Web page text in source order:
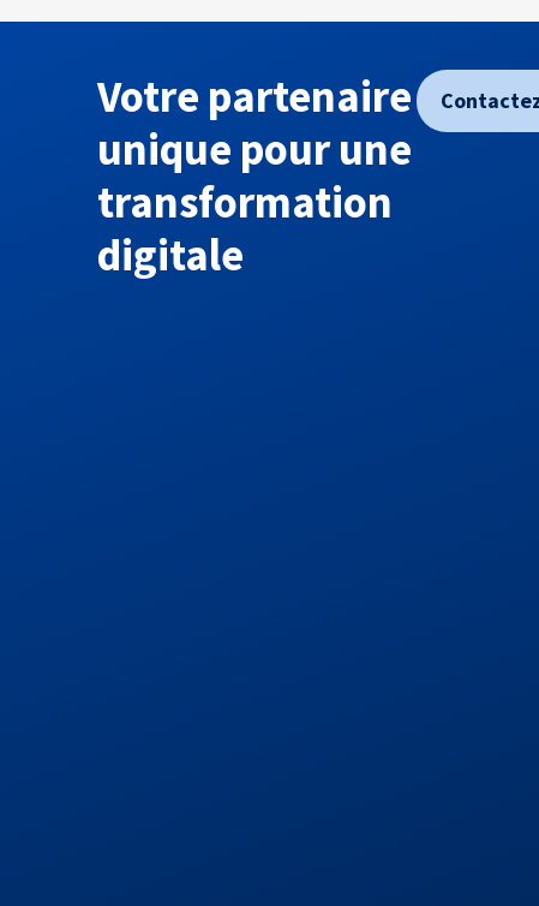
Votre partenaire
unique pour une
transformation
digitale